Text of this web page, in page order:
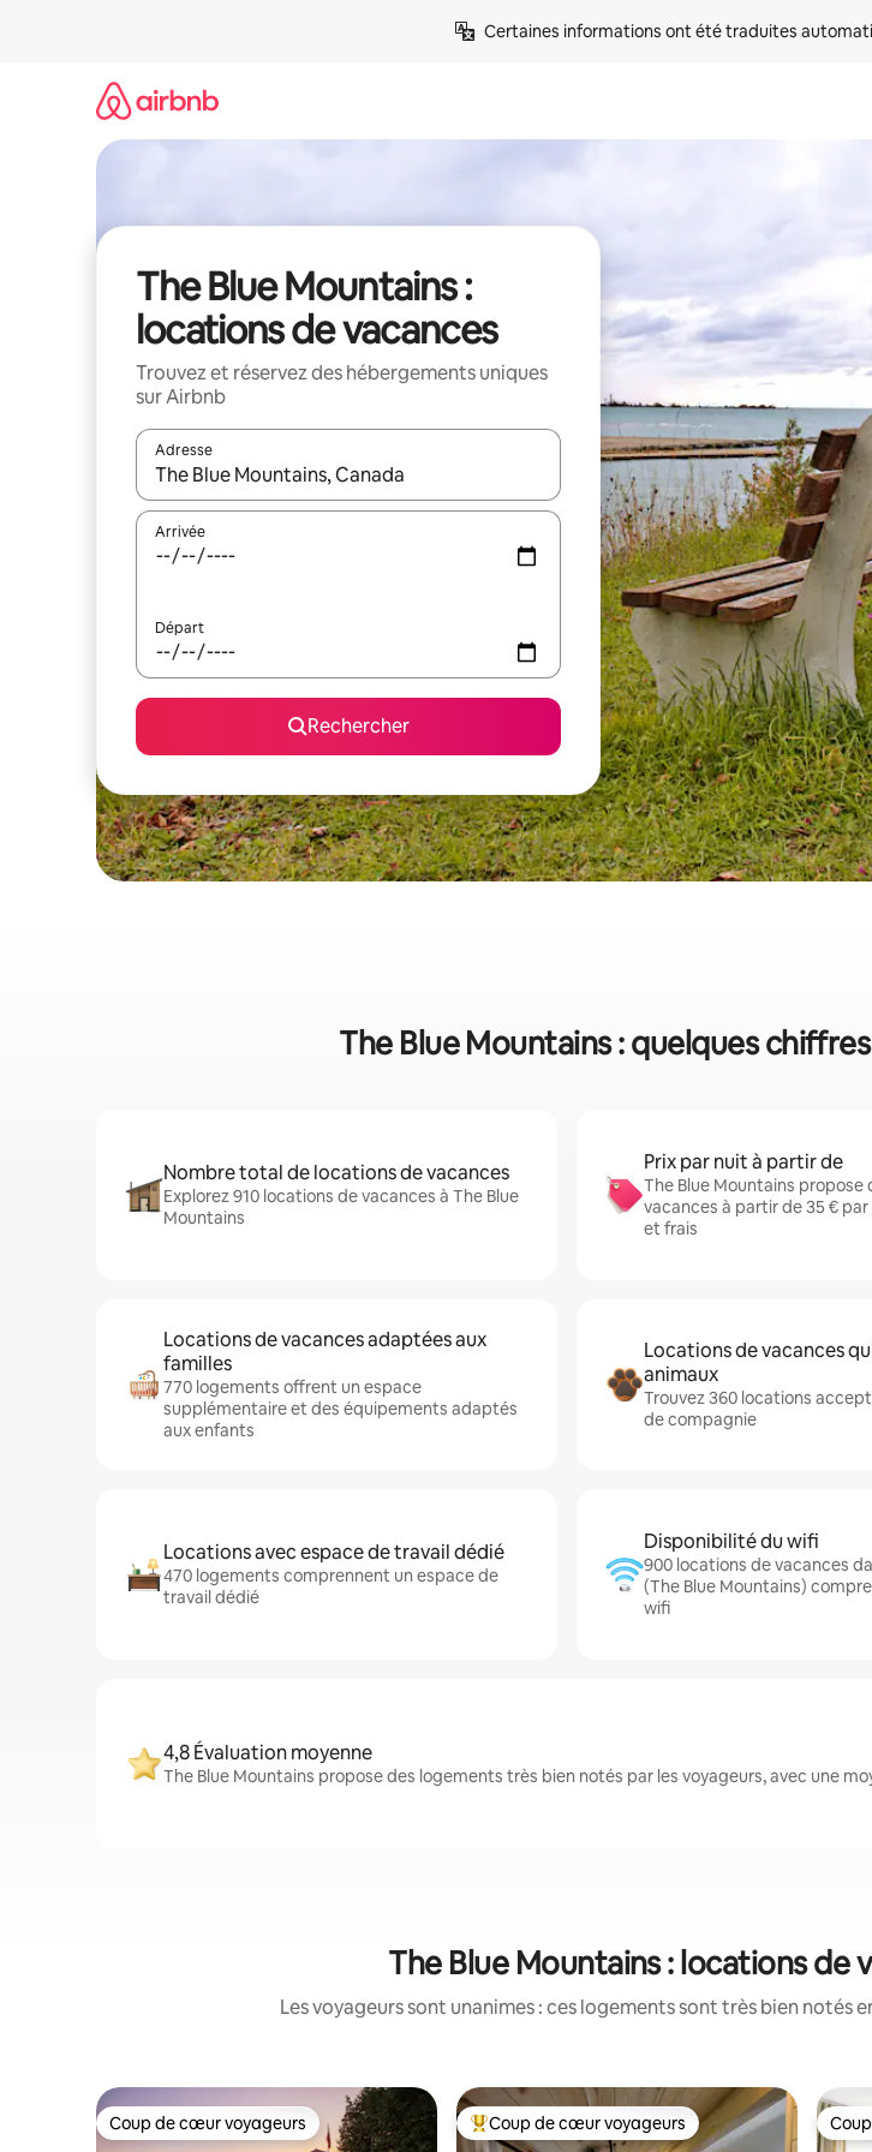
Certaines informations ont été traduites
The Blue Mountains :
locations de vacances
Trouvez et réservez des hébergements uniques
sur Airbnb
Adresse
Lorsque les résultats s'affichent, utilisez les flèches vers le haut et vers le bas pour les
Arrivée
Départ
Rechercher
The Blue Mountains : quelques
Nombre total de locations de vacances
Explorez 910 locations de vacances à The Blue
Mountains
Prix par nuit à partir de
The Blue Mountains propose
vacances à partir de 35 €
et frais
Locations de vacances adaptées aux
familles
770 logements offrent un espace
supplémentaire et des équipements adaptés
aux enfants
Locations de vacances
animaux
Trouvez 360 locations
de compagnie
Locations avec espace de travail dédié
470 logements comprennent un espace de
travail dédié
Disponibilité du wifi
900 locations de vacances
(The Blue Mountains)
wifi
4,8 Évaluation moyenne
The Blue Mountains propose des logements très bien notés par les voyageurs, avec une
The Blue Mountains : locations de
Les voyageurs sont unanimes : ces logements sont très bien
Coup de cœur voyageurs
Coup de cœur voyageurs Coups de cœur voyageurs les plus appréciés
Coup de cœur voyageurs